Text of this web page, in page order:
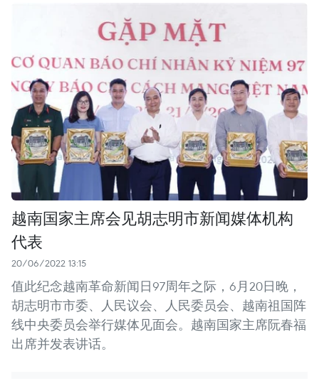
越南国家主席会见胡志明市新闻媒体机构
代表
20/06/2022 13:15
值此纪念越南革命新闻日97周年之际，6月20日晚，
胡志明市市委、人民议会、人民委员会、越南祖国阵
线中央委员会举行媒体见面会。越南国家主席阮春福
出席并发表讲话。